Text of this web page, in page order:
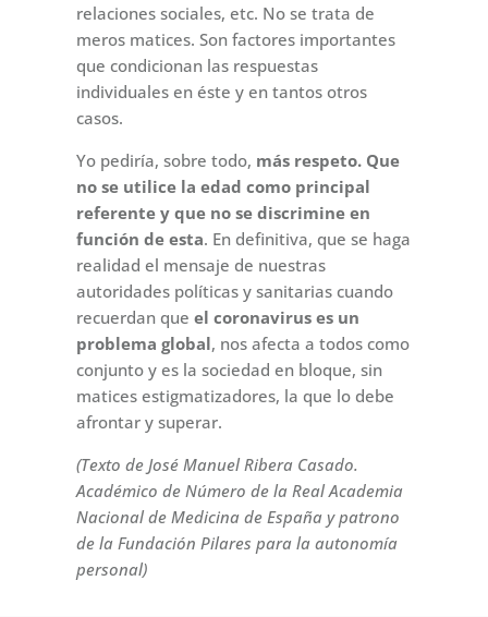
relaciones sociales, etc. No se trata de
meros matices. Son factores importantes
que condicionan las respuestas
individuales en éste y en tantos otros
casos.
Yo pediría, sobre todo, más respeto. Que
no se utilice la edad como principal
referente y que no se discrimine en
función de esta. En definitiva, que se haga
realidad el mensaje de nuestras
autoridades políticas y sanitarias cuando
recuerdan que el coronavirus es un
problema global, nos afecta a todos como
conjunto y es la sociedad en bloque, sin
matices estigmatizadores, la que lo debe
afrontar y superar.
(Texto de José Manuel Ribera Casado.
Académico de Número de la Real Academia
Nacional de Medicina de España y patrono
de la Fundación Pilares para la autonomía
personal)